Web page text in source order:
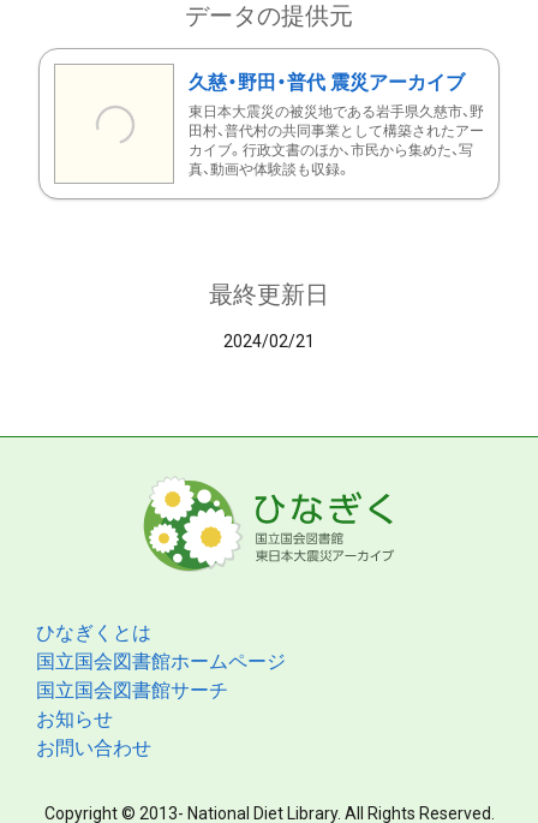
データの提供元
久慈・野田・普代 震災アーカイブ
東日本大震災の被災地である岩手県久慈市、野
田村、普代村の共同事業として構築されたアー
カイブ。行政文書のほか、市民から集めた、写
真、動画や体験談も収録。
最終更新日
2024/02/21
ひなぎくとは
国立国会図書館ホームページ
国立国会図書館サーチ
お知らせ
お問い合わせ
Copyright © 2013- National Diet Library. All Rights Reserved.